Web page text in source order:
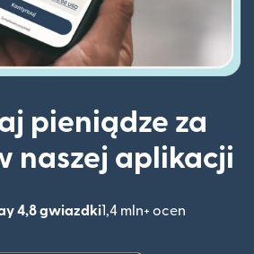
pieniądze za
naszej aplikacji
4,8 gwiazdki1,4 mln+ ocen
(otwiera